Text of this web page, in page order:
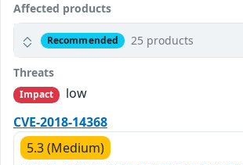
Affected products
Recommended 25 products
Threats
Impact
low
CVE-2018-14368
5.3 (Medium)